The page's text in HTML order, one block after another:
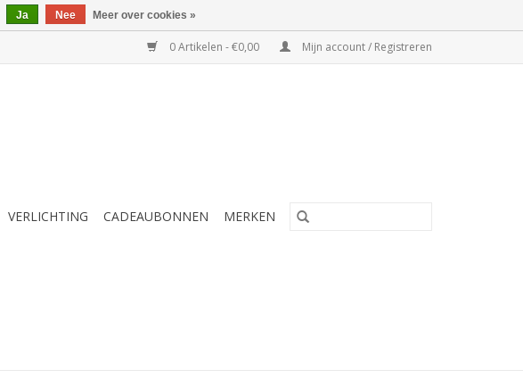
0 Artikelen - €0,00 Mijn account / Registreren
VERLICHTING CADEAUBONNEN MERKEN
Ja Nee Meer over cookies »